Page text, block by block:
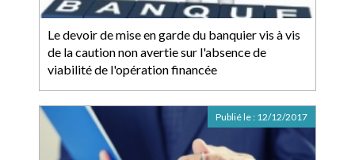
Le devoir de mise en garde du banquier vis à vis
de la caution non avertie sur l'absence de
viabilité de l'opération financée
Publié le : 12/12/2017